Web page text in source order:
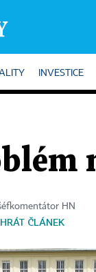
INVESTICE
HN
ČLÁNEK